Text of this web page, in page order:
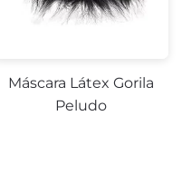
Máscara Látex Gorila
Peludo